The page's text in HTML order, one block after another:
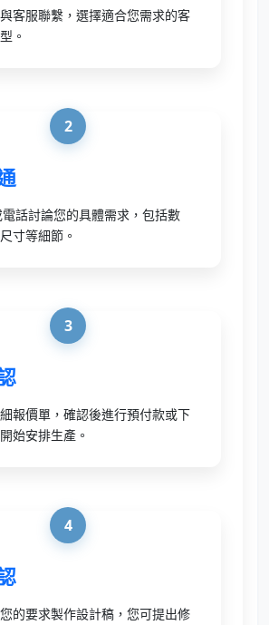
客服聯繫，選擇適合您需求的客
。
2
話討論您的具體需求，包括數
寸等細節。
3
報價單，確認後進行預付款或下
始安排生產。
4
的要求製作設計稿，您可提出修